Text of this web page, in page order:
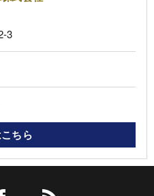
3
ちら